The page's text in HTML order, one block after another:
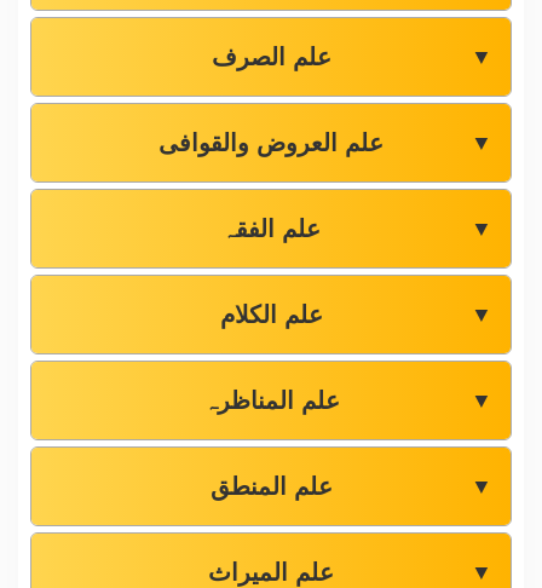
علم الصرف ▼
علم العروض والقوافی ▼
علم الفقہ ▼
علم الکلام ▼
علم المناظرہ ▼
علم المنطق ▼
علم المیراث ▼